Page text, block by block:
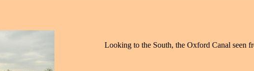
Looking to the South, the Oxford Canal seen